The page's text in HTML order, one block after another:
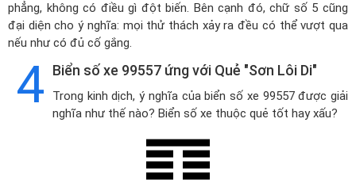
phẳng, không có điều gì đột biến. Bên cạnh đó, chữ số 5 cũng
đại diện cho ý nghĩa: mọi thử thách xảy ra đều có thể vượt qua
nếu như có đủ cố gắng.
4 Biển số xe 99557 ứng với Quẻ "Sơn Lôi Di"
Trong kinh dịch, ý nghĩa của biển số xe 99557 được giải
nghĩa như thế nào? Biển số xe thuộc quẻ tốt hay xấu?